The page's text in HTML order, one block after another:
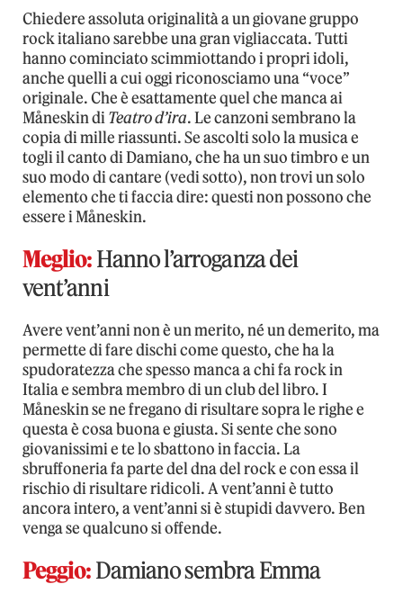
Chiedere assoluta originalità a un giovane gruppo
rock italiano sarebbe una gran vigliaccata. Tutti
hanno cominciato scimmiottando i propri idoli,
anche quelli a cui oggi riconosciamo una “voce”
originale. Che è esattamente quel che manca ai
Måneskin diTeatro d’ira. Le canzoni sembrano la
copia di mille riassunti. Se ascolti solo la musica e
togli il canto di Damiano, che ha un suo timbro e un
suo modo di cantare (vedi sotto), non trovi un solo
elemento che ti faccia dire: questi non possono che
essere i Måneskin.
Meglio:Hanno l’arroganza dei
vent’anni
Avere vent’anni non è un merito, né un demerito, ma
permette di fare dischi come questo, che ha la
spudoratezza che spesso manca a chi fa rock in
Italia e sembra membro di un club del libro. I
Måneskin se ne fregano di risultare sopra le righe e
questa è cosa buona e giusta. Si sente che sono
giovanissimi e te lo sbattono in faccia. La
sbruffoneria fa parte del dna del rock e con essa il
rischio di risultare ridicoli. A vent’anni è tutto
ancora intero, a vent’anni si è stupidi davvero. Ben
venga se qualcuno si offende.
Peggio:Damiano sembra Emma